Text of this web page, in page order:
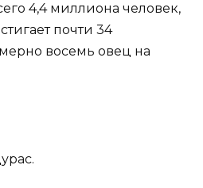
4,4 миллиона человек,
почти 34
восемь овец на